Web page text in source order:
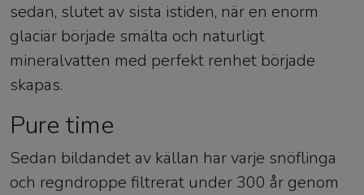
sedan, slutet av sista istiden, när en enorm
glaciär började smälta och naturligt
mineralvatten med perfekt renhet började
skapas.
Pure time
Sedan bildandet av källan har varje snöflinga
och regndroppe filtrerat under 300 år genom